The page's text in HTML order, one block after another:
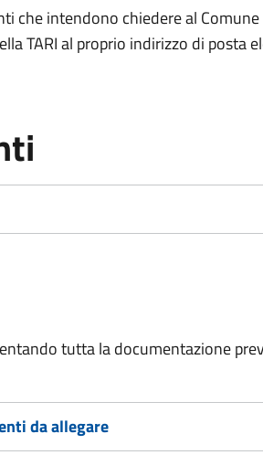
che intendono chiedere al
TARI al proprio indirizzo di posta
tutta la documentazione
da allegare